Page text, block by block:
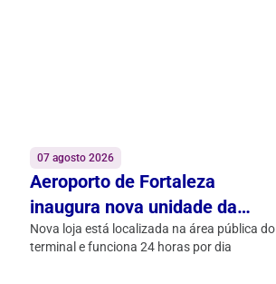
07 agosto 2026
Aeroporto de Fortaleza
inaugura nova unidade da
Subway na praça de
alimentação
Nova loja está localizada na área pública do
terminal e funciona 24 horas por dia